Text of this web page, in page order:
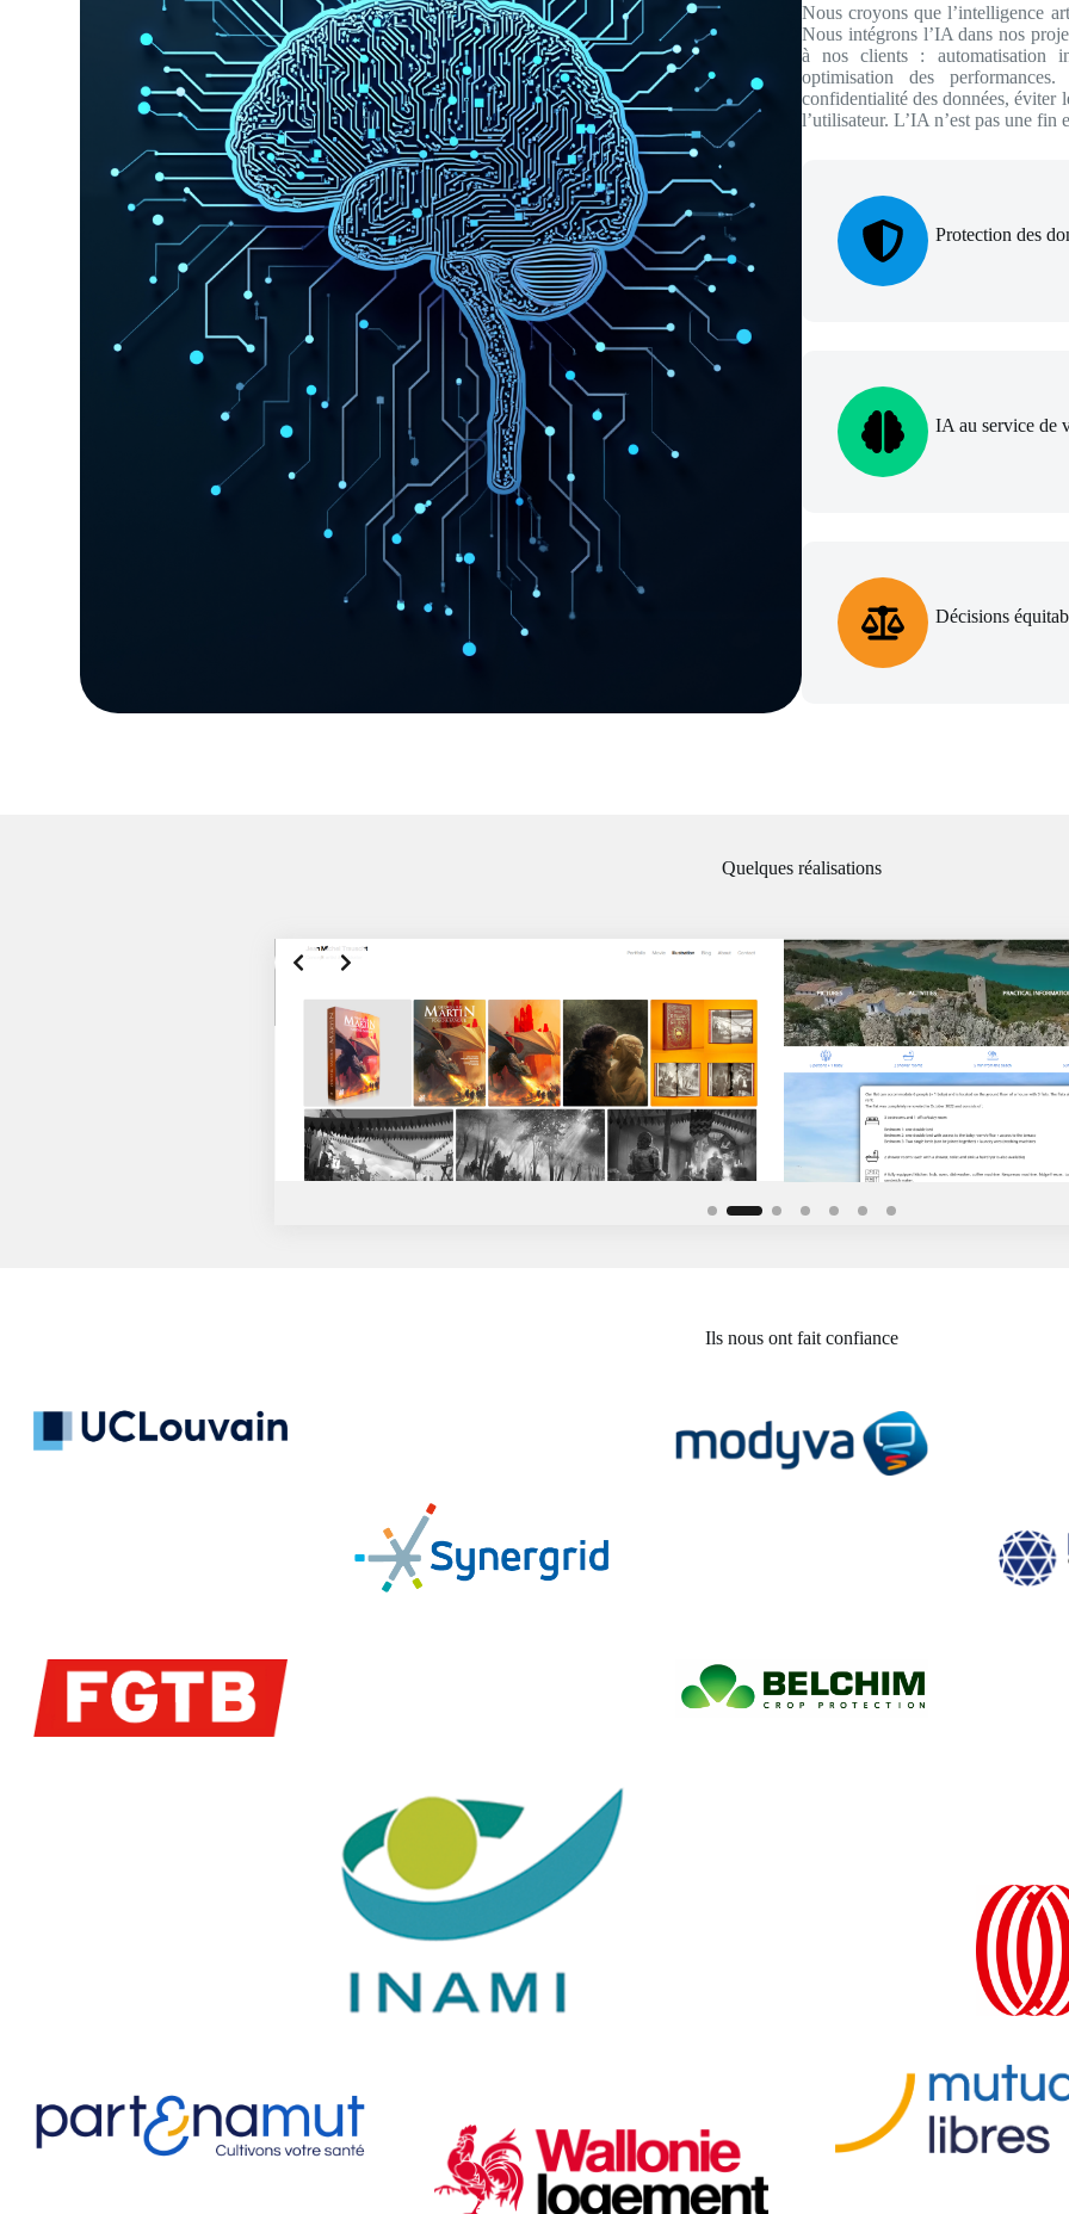
Nous croyons que l’intelligence
Nous intégrons l’IA dans nos
à nos clients : automatisation
optimisation des
confidentialité des données, éviter
l’utilisateur. L’IA n’est pas une
Protection des
IA au service de
Décisions
Quelques réalisations
Slide 2 of 6
Ils nous ont fait confiance